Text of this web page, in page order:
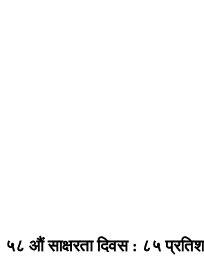
५८ औं साक्षरता दिवस : ८५